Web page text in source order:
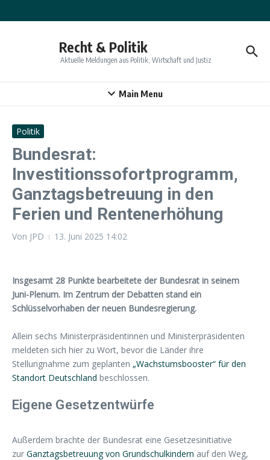
Recht & Politik
Aktuelle Meldungen aus Politik, Wirtschaft und Justiz
Main Menu
Politik
Bundesrat:
Investitionssofortprogramm,
Ganztagsbetreuung in den
Ferien und Rentenerhöhung
Von JPD 13. Juni 2025 14:02
Insgesamt 28 Punkte bearbeitete der Bundesrat in seinem
Juni-Plenum. Im Zentrum der Debatten stand ein
Schlüsselvorhaben der neuen Bundesregierung.
Allein sechs Ministerpräsidentinnen und Ministerpräsidenten
meldeten sich hier zu Wort, bevor die Länder ihre
Stellungnahme zum geplanten „Wachstumsbooster“ für den
Standort Deutschland beschlossen.
Eigene Gesetzentwürfe
Außerdem brachte der Bundesrat eine Gesetzesinitiative
zur Ganztagsbetreuung von Grundschulkindern auf den Weg,